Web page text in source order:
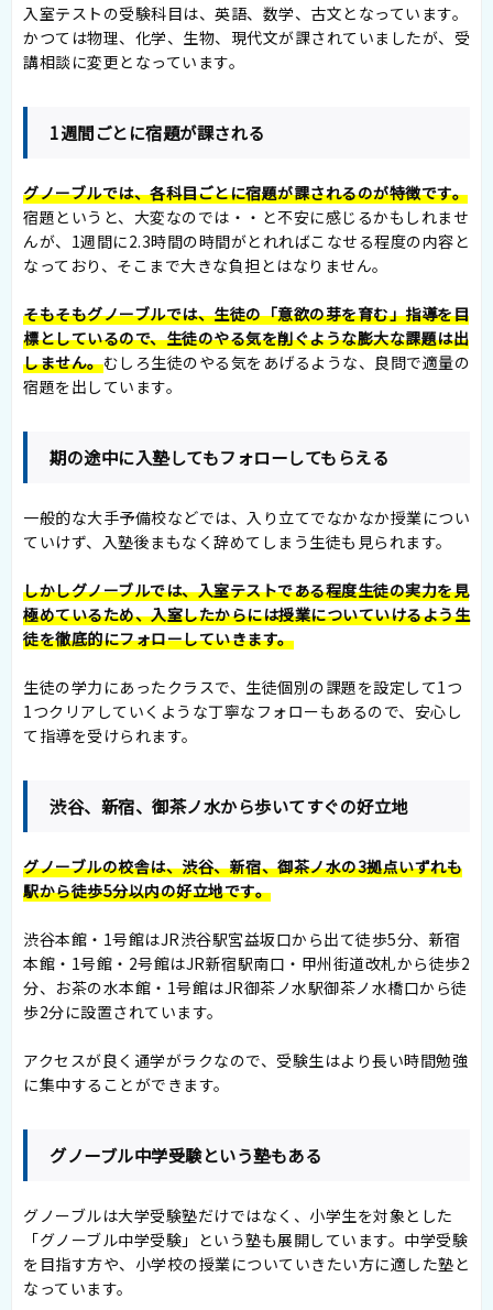
入室テストの受験科目は、英語、数学、古文となっています。
かつては物理、化学、生物、現代文が課されていましたが、受
講相談に変更となっています。
1週間ごとに宿題が課される
グノーブルでは、各科目ごとに宿題が課されるのが特徴です。
宿題というと、大変なのでは・・と不安に感じるかもしれませ
んが、1週間に2.3時間の時間がとれればこなせる程度の内容と
なっており、そこまで大きな負担とはなりません。
そもそもグノーブルでは、生徒の「意欲の芽を育む」指導を目
標としているので、生徒のやる気を削ぐような膨大な課題は出
しません。むしろ生徒のやる気をあげるような、良問で適量の
宿題を出しています。
期の途中に入塾してもフォローしてもらえる
一般的な大手予備校などでは、入り立てでなかなか授業につい
ていけず、入塾後まもなく辞めてしまう生徒も見られます。
しかしグノーブルでは、入室テストである程度生徒の実力を見
極めているため、入室したからには授業についていけるよう生
徒を徹底的にフォローしていきます。
生徒の学力にあったクラスで、生徒個別の課題を設定して1つ
1つクリアしていくような丁寧なフォローもあるので、安心し
て指導を受けられます。
渋谷、新宿、御茶ノ水から歩いてすぐの好立地
グノーブルの校舎は、渋谷、新宿、御茶ノ水の3拠点いずれも
駅から徒歩5分以内の好立地です。
渋谷本館・1号館はJR渋谷駅宮益坂口から出て徒歩5分、新宿
本館・1号館・2号館はJR新宿駅南口・甲州街道改札から徒歩2
分、お茶の水本館・1号館はJR御茶ノ水駅御茶ノ水橋口から徒
歩2分に設置されています。
アクセスが良く通学がラクなので、受験生はより長い時間勉強
に集中することができます。
グノーブル中学受験という塾もある
グノーブルは大学受験塾だけではなく、小学生を対象とした
「グノーブル中学受験」という塾も展開しています。中学受験
を目指す方や、小学校の授業についていきたい方に適した塾と
なっています。